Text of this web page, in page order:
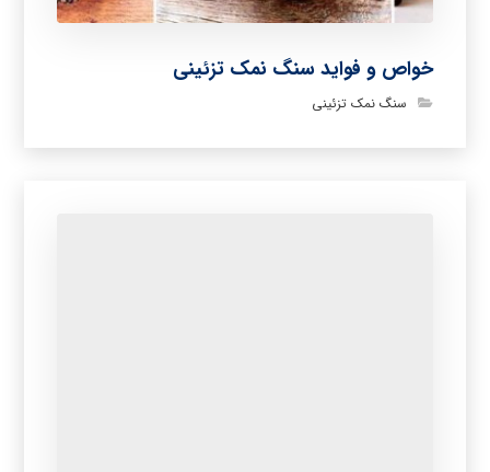
خواص و فواید سنگ نمک تزئینی
سنگ نمک تزئینی